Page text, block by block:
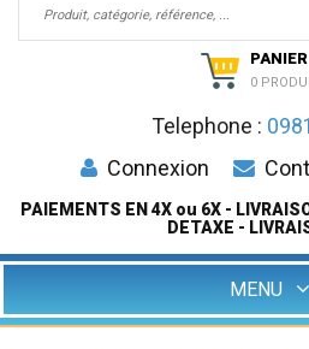
PANIER
0
Telephone :
Connexion
PAIEMENTS EN 4X ou 6X -
DETAXE -
MENU